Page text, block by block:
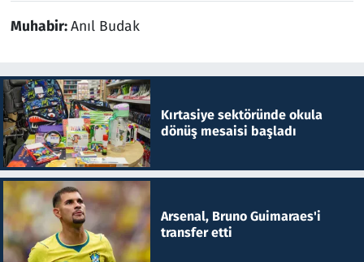
Muhabir:Anıl Budak
Kırtasiye sektöründe okula
dönüş mesaisi başladı
Arsenal, Bruno Guimaraes'i
transfer etti